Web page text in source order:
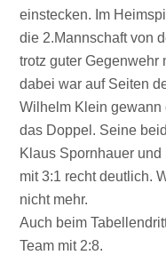
einstecken. Im
die 2.Mannschaft von
trotz guter Gegenwehr
dabei war auf Seiten
Wilhelm Klein gewann
das Doppel. Seine
Klaus Spornhauer
mit 3:1 recht deutlich.
nicht mehr.
Auch beim
Team mit 2:8.